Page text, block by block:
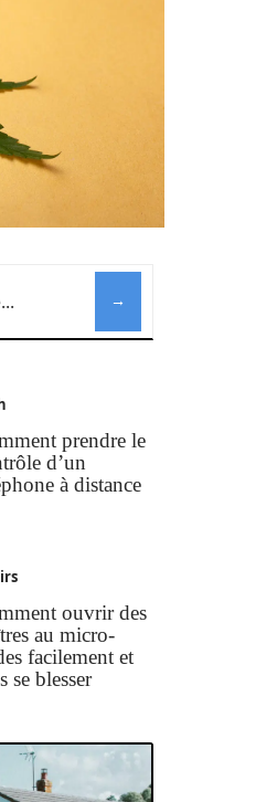
prendre le
d’un
à distance
ouvrir des
au micro-
facilement et
se blesser